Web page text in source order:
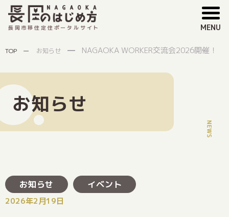
長岡市移住定住ポータルサイト MENU
TOP お知らせ NAGAOKA WORKER交流会2026開催！
お知らせ
お知らせ イベント
2026年2月19日